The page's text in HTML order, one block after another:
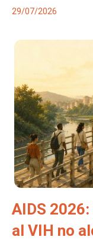
29/07/2026
AIDS
al VIH no